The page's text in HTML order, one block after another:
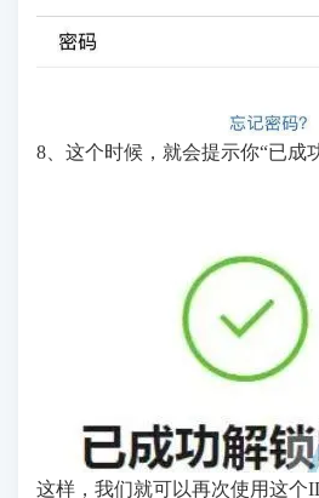
8、这个时候，就会提示你“已成
这样，我们就可以再次使用这个